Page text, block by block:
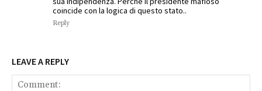
coincide con la logica di questo stato..
Reply
LEAVE A REPLY